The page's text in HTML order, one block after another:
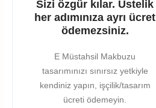
Sizi özgür kılar. Üstelik
her adımınıza ayrı ücret
ödemezsiniz.
E Müstahsil Makbuzu
tasarımınızı sınırsız yetkiyle
kendiniz yapın, işçilik/tasarım
ücreti ödemeyin.